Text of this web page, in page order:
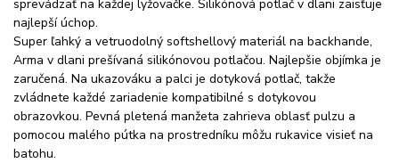
sprevádzať na každej lyžovačke. Silikónová potlač v dlani zaisťuje
najlepší úchop.
Super ľahký a vetruodolný softshellový materiál na backhande,
Arma v dlani prešívaná silikónovou potlačou. Najlepšie objímka je
zaručená. Na ukazováku a palci je dotyková potlač, takže
zvládnete každé zariadenie kompatibilné s dotykovou
obrazovkou. Pevná pletená manžeta zahrieva oblasť pulzu a
pomocou malého pútka na prostredníku môžu rukavice visieť na
batohu.